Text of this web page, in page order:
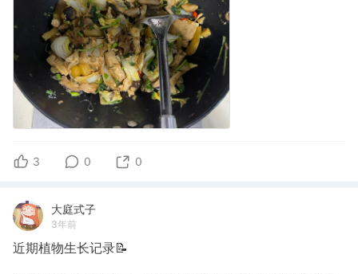
3 0 0
大庭式子
3年前
近期植物生长记录📝